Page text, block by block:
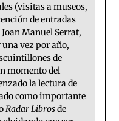
(visitas a museos,
de entradas
Manuel Serrat,
vez por año,
de
momento del
la lectura de
como importante
Radar Librosde